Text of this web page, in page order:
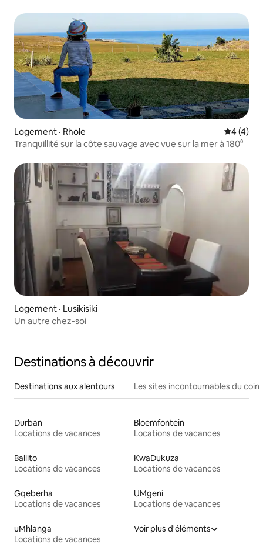
Logement · Rhole Note
4 (4)
Tranquillité sur la côte sauvage avec vue sur la mer à 180⁰
Logement · Lusikisiki
Un autre chez-soi
Destinations à découvrir
Destinations aux alentours Les sites incontournables du coin
Durban
Locations de vacances
Bloemfontein
Locations de vacances
Ballito
Locations de vacances
KwaDukuza
Locations de vacances
Gqeberha
Locations de vacances
UMgeni
Locations de vacances
uMhlanga
Locations de vacances
Voir plus d'éléments